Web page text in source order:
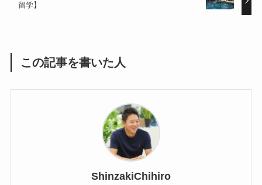
留学】
この記事を書いた人
ShinzakiChihiro